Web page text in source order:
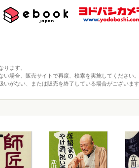
ます。
場合、販売サイトで再度、検索を実施してください。
がない、または販売を終了している場合がございます